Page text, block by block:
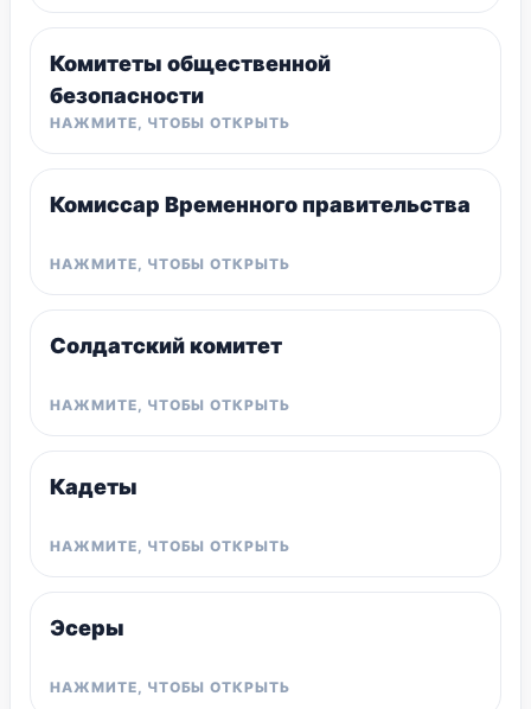
Комитеты общественной
безопасности
Комиссар Временного правительства
Солдатский комитет
Кадеты
Эсеры